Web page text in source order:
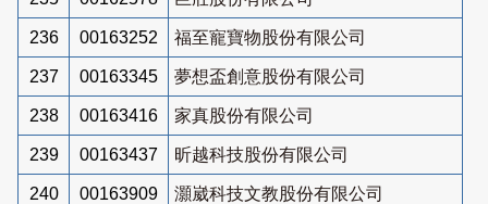
236 00163252 福至寵寶物股份有限公司
237 00163345 夢想盃創意股份有限公司
238 00163416 家真股份有限公司
239 00163437 昕越科技股份有限公司
240 00163909 灝崴科技文教股份有限公司